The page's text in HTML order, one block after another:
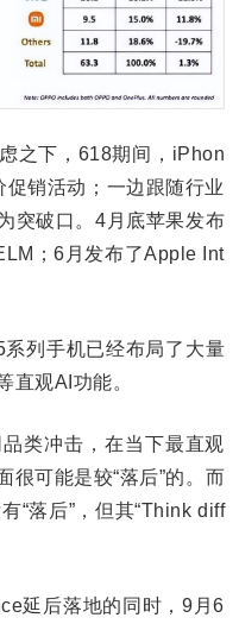
下，618期间，iPhon
销活动；一边跟随行业
突破口。4月底苹果发布
；6月发布了Apple Int
列手机已经布局了大量
直观AI功能。
类冲击，在当下最直观
很可能是较“落后”的。而
“落后”，但其“Think diff
后落地的同时，9月6